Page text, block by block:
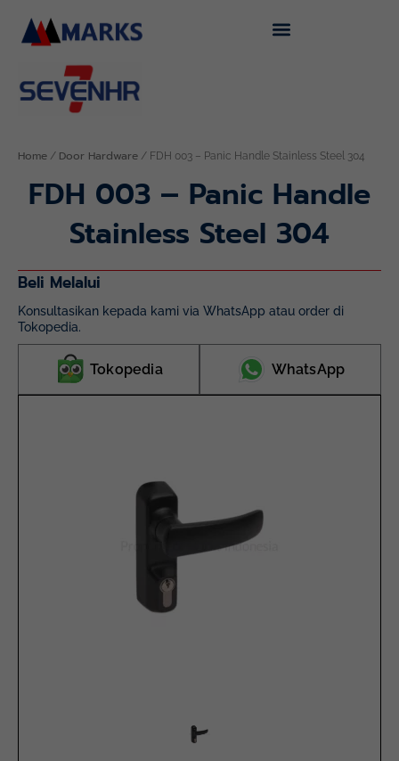
content
Home / Door Hardware / FDH 003 – Panic Handle Stainless Steel 304
FDH 003 – Panic Handle
Stainless Steel 304
Beli Melalui
Konsultasikan kepada kami via WhatsApp atau order di
Tokopedia.
Tokopedia WhatsApp